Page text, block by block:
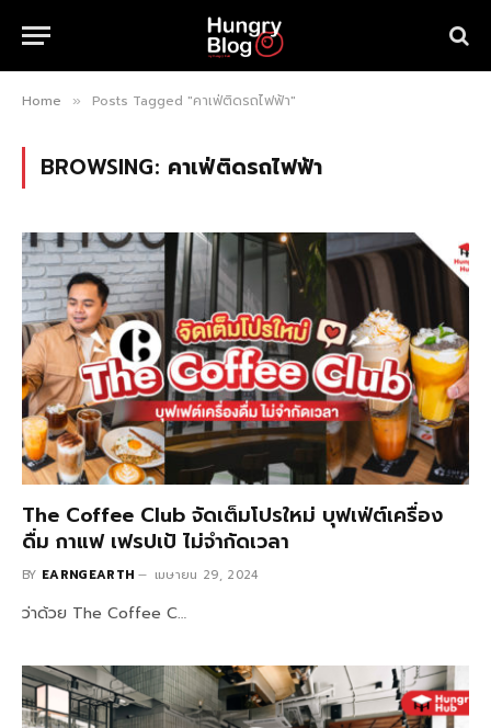
Home » Posts Tagged "คาเฟ่ติดรถไฟฟ้า"
BROWSING: คาเฟ่ติดรถไฟฟ้า
The Coffee Club จัดเต็มโปรใหม่ บุฟเฟ่ต์เครื่อง
ดื่ม กาแฟ เฟรปเป้ ไม่จำกัดเวลา
BY EARNGEARTH เมษายน 29, 2024
ว่าด้วย The Coffee C…